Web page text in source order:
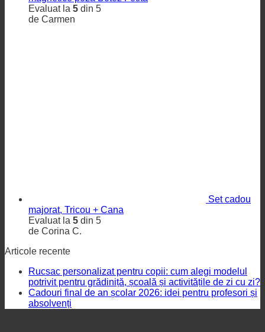
Evaluat la 5 din 5
de Carmen
Set cadou
majorat, Tricou + Cana
Evaluat la 5 din 5
de Corina C.
Articole recente
Rucsac personalizat pentru copii: cum alegi modelul
potrivit pentru grădiniță, școală și activitățile de zi cu zi?
Cadouri final de an școlar 2026: idei pentru profesori și
absolvenți